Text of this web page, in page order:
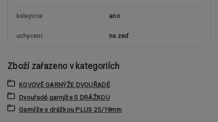
kolejnice ano
uchycení na zeď
Zboží zařazeno v kategoriích
KOVOVÉ GARNÝŽE DVOUŘADÉ
Dvouřadé garnýže S DRÁŽKOU
Garnýže s drážkou PLUS 25/19mm